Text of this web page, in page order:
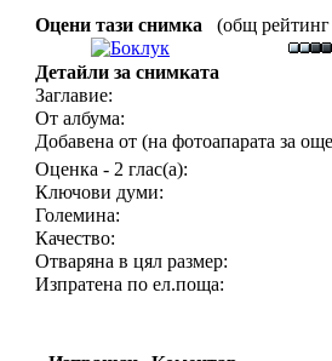
Оцени тази снимка
(общ рейтинг
Детайли за снимката
Заглавие:
От албума:
Добавена от (на фотоапарата за
Оценка - 2 глас(а):
Ключови думи:
Големина:
Качество:
Отваряна в цял размер:
Изпратена по ел.поща: